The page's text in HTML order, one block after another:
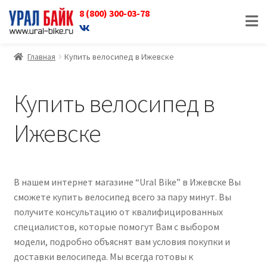
8 (800) 300-03-78
Перейти
к
навигации
Перейти
к
содержимому
Главная Купить велосипед в Ижевске
Купить велосипед в
Ижевске
В нашем интернет магазине “Ural Bike” в Ижевске Вы
сможете купить велосипед всего за пару минут. Вы
получите консультацию от квалифицированных
специалистов, которые помогут Вам с выбором
модели, подробно объяснят вам условия покупки и
доставки велосипеда. Мы всегда готовы к